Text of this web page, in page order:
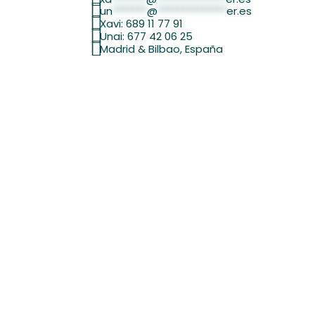
un*******@ **************er.es
Xavi: 689 11 77 91
Unai: 677 42 06 25
Madrid & Bilbao, España